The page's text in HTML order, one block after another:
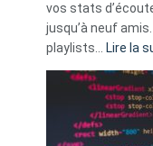
vos stats
jusqu’à neuf
playlists… Lire la